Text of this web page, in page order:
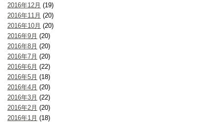
2016年12月 (19)
2016年11月 (20)
2016年10月 (20)
2016年9月 (20)
2016年8月 (20)
2016年7月 (20)
2016年6月 (22)
2016年5月 (18)
2016年4月 (20)
2016年3月 (22)
2016年2月 (20)
2016年1月 (18)